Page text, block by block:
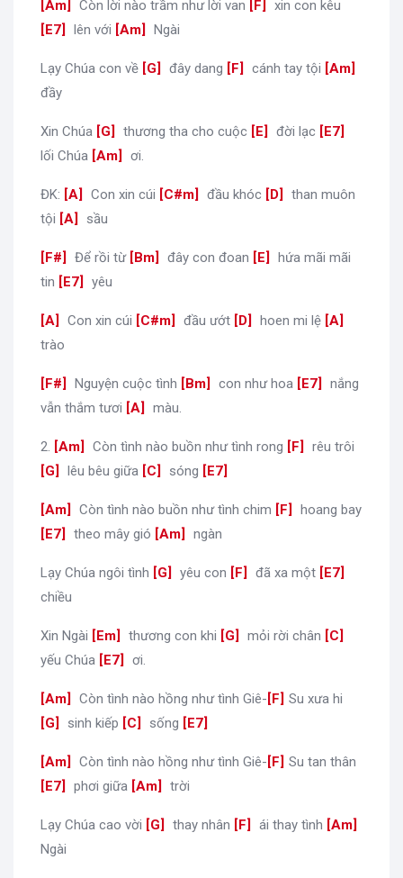
Am Còn lời nào trầm như lời van F xin con kêu
E7
lên với [Am Ngài
Lạy Chúa con về [G đây dang [F cánh tay tội [Am
đầy
Xin Chúa [G thương tha cho cuộc [E đời lạc [E7
lối Chúa [Am ơi.
ĐK: [A Con xin cúi [C#m đầu khóc [D
than muôn
tội [A sầu
[F# Để rồi từ [Bm đây con đoan [E
hứa mãi mãi
tin [E7 yêu
[A Con xin cúi [C#m đầu ướt [D hoen mi lệ [A
trào
[F# Nguyện cuộc tình [Bm con như hoa [E7
nắng
vẫn thắm tươi [A màu.
2. [Am Còn tình nào buồn như tình rong [F rêu trôi
G
lêu bêu giữa [C sóng [E7
[Am Còn tình nào buồn như tình chim [F
hoang bay
[E7 theo mây gió [Am ngàn
Lạy Chúa ngôi tình [G yêu con [F đã xa một [E7
chiều
Xin Ngài [Em thương con khi [G mỏi rời chân [C
yếu Chúa [E7 ơi.
[Am Còn tình nào hồng như tình Giê- [F ]Su xưa hi
G
sinh kiếp [C sống [E7
[Am Còn tình nào hồng như tình Giê- [F ]Su tan thân
E7
phơi giữa [Am trời
Lạy Chúa cao vời [G thay nhân [F ái thay tình [Am
Ngài